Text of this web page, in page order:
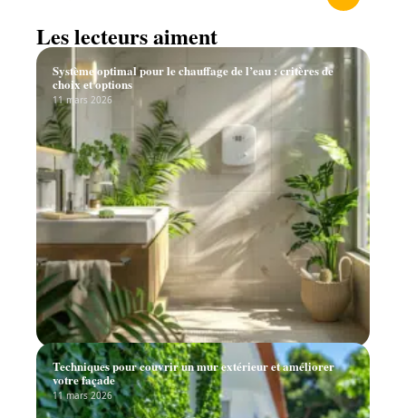
Recherche
Les lecteurs aiment
Système optimal pour le chauffage de l’eau : critères de
choix et options
11 mars 2026